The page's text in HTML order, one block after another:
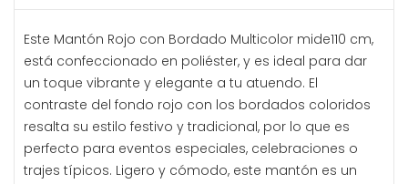
Este Mantón Rojo con Bordado Multicolor mide110 cm,
está confeccionado en poliéster, y es ideal para dar
un toque vibrante y elegante a tu atuendo. El
contraste del fondo rojo con los bordados coloridos
resalta su estilo festivo y tradicional, por lo que es
perfecto para eventos especiales, celebraciones o
trajes típicos. Ligero y cómodo, este mantón es un